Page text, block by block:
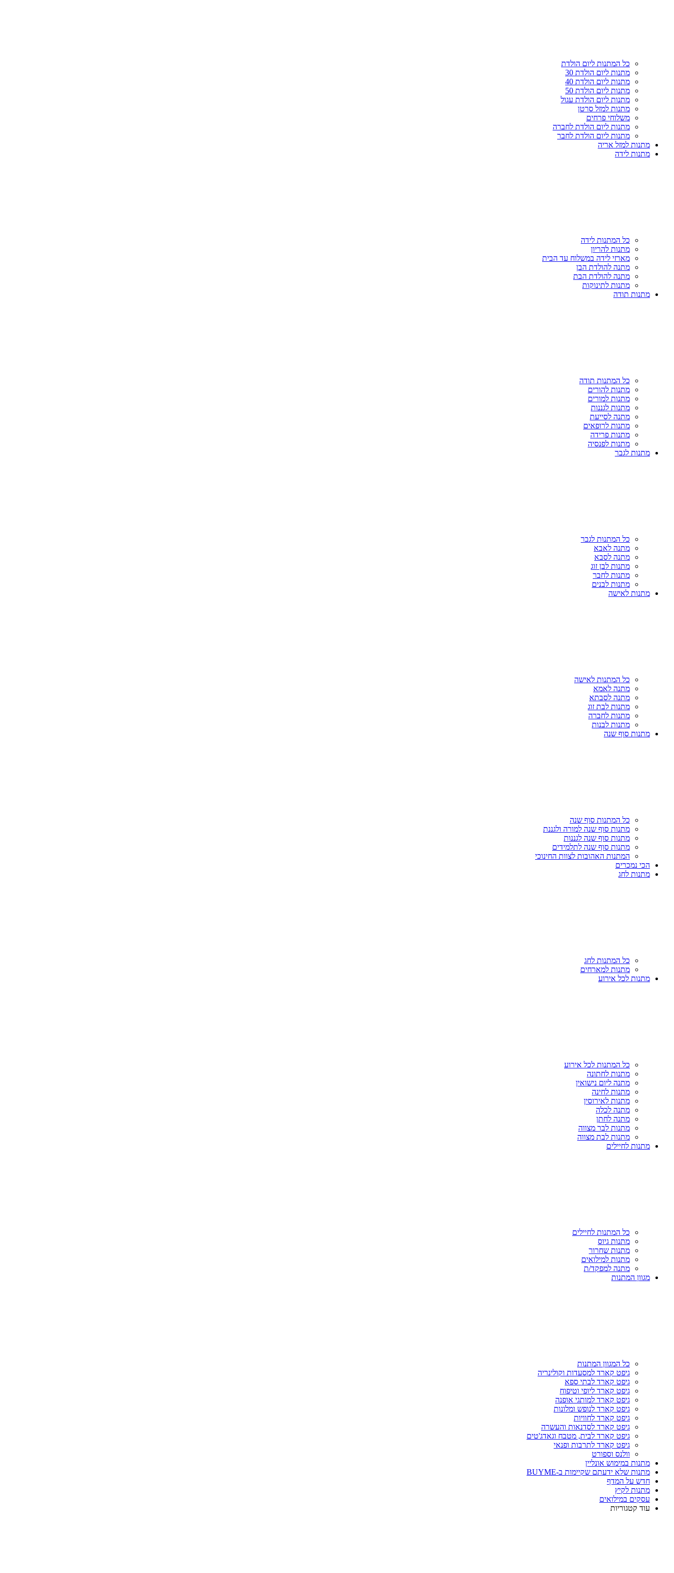
כל המתנות ליום הולדת
מתנות ליום הולדת 30
מתנות ליום הולדת 40
מתנות ליום הולדת 50
מתנות ליום הולדת עגול
מתנות למזל סרטן
משלוחי פרחים
מתנות ליום הולדת לחברה
מתנות ליום הולדת לחבר
מתנות למזל אריה
מתנות לידה
כל המתנות לידה
מתנות להריון
מארזי לידה במשלוח עד הבית
מתנה להולדת הבן
מתנה להולדת הבת
מתנות לתינוקות
מתנות תודה
כל המתנות תודה
מתנות להורים
מתנות למורים
מתנות לגננות
מתנה לסייעת
מתנות לרופאים
מתנות פרידה
מתנות לפנסיה
מתנות לגבר
כל המתנות לגבר
מתנה לאבא
מתנה לסבא
מתנות לבן זוג
מתנות לחבר
מתנות לבנים
מתנות לאישה
כל המתנות לאישה
מתנה לאמא
מתנה לסבתא
מתנות לבת זוג
מתנות לחברה
מתנות לבנות
מתנות סוף שנה
כל המתנות סוף שנה
מתנות סוף שנה למורה ולגננת
מתנות סוף שנה לגננות
מתנות סוף שנה לתלמידים
המתנות האהובות לצוות החינוכי
הכי נמכרים
מתנות לחג
כל המתנות לחג
מתנות למארחים
מתנות לכל אירוע
כל המתנות לכל אירוע
מתנות לחתונה
מתנה ליום נישואין
מתנות לחינה
מתנות לאירוסין
מתנה לכלה
מתנה לחתן
מתנות לבר מצווה
מתנות לבת מצווה
מתנות לחיילים
כל המתנות לחיילים
מתנות גיוס
מתנות שחרור
מתנות למילואים
מתנה למפקד/ת
מגוון המתנות
כל המגוון המתנות
גיפט קארד למסעדות וקולינריה
גיפט קארד לבתי ספא
גיפט קארד ליופי וטיפוח
גיפט קארד למותגי אופנה
גיפט קארד לנופש ומלונות
גיפט קארד לחוויות
גיפט קארד לסדנאות והעשרה
גיפט קארד לבית, מטבח וגאדג'טים
גיפט קארד לתרבות ופנאי
וולנס וספורט
מתנות במימוש אונליין
מתנות שלא ידעתם שקיימות ב-BUYME
חדש על המדף
מתנות לקיץ
עסקים במילואים
עוד קטגוריות